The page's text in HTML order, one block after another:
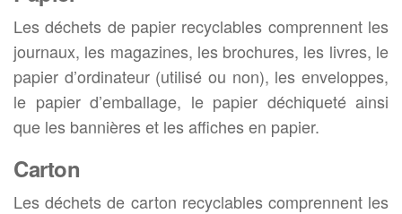
Les déchets de papier recyclables comprennent les
journaux, les magazines, les brochures, les livres, le
papier d’ordinateur (utilisé ou non), les enveloppes,
le papier d’emballage, le papier déchiqueté ainsi
que les bannières et les affiches en papier.
Carton
Les déchets de carton recyclables comprennent les